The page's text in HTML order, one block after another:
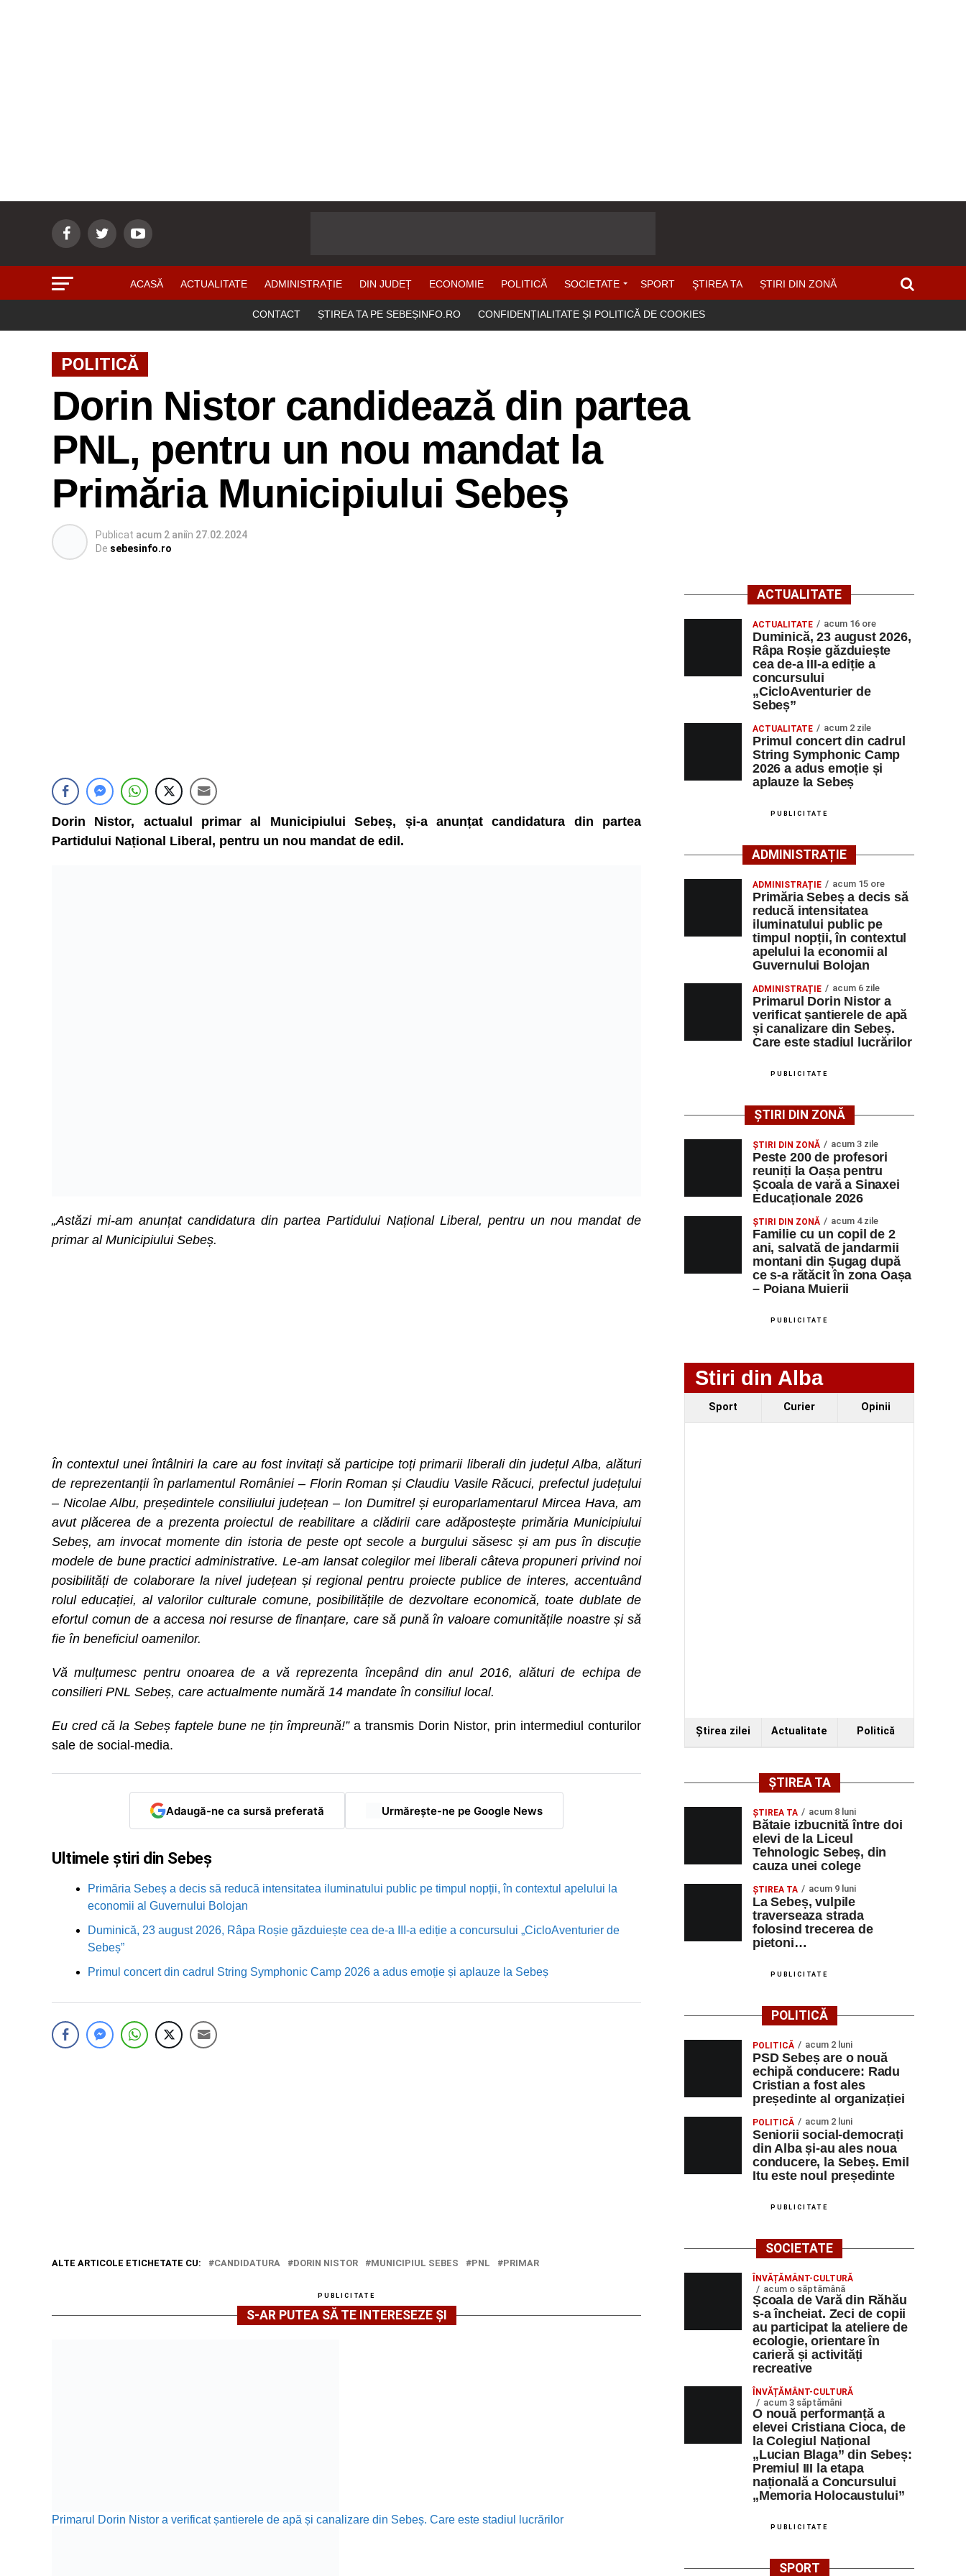
ACASĂ ACTUALITATE ADMINISTRAȚIE DIN JUDEȚ ECONOMIE POLITICĂ SOCIETATE SPORT ŞTIREA TA ȘTIRI DIN ZONĂ
CONTACT ȘTIREA TA PE SEBEȘINFO.RO CONFIDENȚIALITATE ȘI POLITICĂ DE COOKIES
POLITICĂ
Dorin Nistor candidează din partea
PNL, pentru un nou mandat la
Primăria Municipiului Sebeș
Publicat acum 2 aniîn 27.02.2024
De sebesinfo.ro
Dorin Nistor, actualul primar al Municipiului Sebeș, și-a anunțat candidatura din partea
Partidului Național Liberal, pentru un nou mandat de edil.
„Astăzi mi-am anunțat candidatura din partea Partidului Național Liberal, pentru un nou mandat de
primar al Municipiului Sebeș.
În contextul unei întâlniri la care au fost invitați să participe toți primarii liberali din județul Alba, alături
de reprezentanții în parlamentul României – Florin Roman și Claudiu Vasile Răcuci, prefectul județului
– Nicolae Albu, președintele consiliului județean – Ion Dumitrel și europarlamentarul Mircea Hava, am
avut plăcerea de a prezenta proiectul de reabilitare a clădirii care adăpostește primăria Municipiului
Sebeș, am invocat momente din istoria de peste opt secole a burgului săsesc și am pus în discuție
modele de bune practici administrative. Le-am lansat colegilor mei liberali câteva propuneri privind noi
posibilități de colaborare la nivel județean și regional pentru proiecte publice de interes, accentuând
rolul educației, al valorilor culturale comune, posibilitățile de dezvoltare economică, toate dublate de
efortul comun de a accesa noi resurse de finanțare, care să pună în valoare comunitățile noastre și să
fie în beneficiul oamenilor.
Vă mulțumesc pentru onoarea de a vă reprezenta începând din anul 2016, alături de echipa de
consilieri PNL Sebeș, care actualmente numără 14 mandate în consiliul local.
Eu cred că la Sebeș faptele bune ne țin împreună!”a transmis Dorin Nistor, prin intermediul conturilor
sale de social-media.
Adaugă-ne ca sursă preferată Urmărește-ne pe Google News
Ultimele știri din Sebeș
Primăria Sebeș a decis să reducă intensitatea iluminatului public pe timpul nopții, în contextul apelului la
economii al Guvernului Bolojan
Duminică, 23 august 2026, Râpa Roșie găzduiește cea de-a III-a ediție a concursului „CicloAventurier de
Sebeș”
Primul concert din cadrul String Symphonic Camp 2026 a adus emoție și aplauze la Sebeș
ALTE ARTICOLE ETICHETATE CU: CANDIDATURA DORIN NISTOR MUNICIPIUL SEBES PNL PRIMAR
PUBLICITATE
S-AR PUTEA SĂ TE INTERESEZE ȘI
Primarul Dorin Nistor a verificat șantierele de apă și canalizare din Sebeș. Care este stadiul lucrărilor
ACTUALITATE
ACTUALITATE acum 16 ore
Duminică, 23 august 2026,
Râpa Roșie găzduiește
cea de-a III-a ediție a
concursului
„CicloAventurier de
Sebeș”
ACTUALITATE acum 2 zile
Primul concert din cadrul
String Symphonic Camp
2026 a adus emoție și
aplauze la Sebeș
PUBLICITATE
ADMINISTRAȚIE
ADMINISTRAȚIE acum 15 ore
Primăria Sebeș a decis să
reducă intensitatea
iluminatului public pe
timpul nopții, în contextul
apelului la economii al
Guvernului Bolojan
ADMINISTRAȚIE acum 6 zile
Primarul Dorin Nistor a
verificat șantierele de apă
și canalizare din Sebeș.
Care este stadiul lucrărilor
PUBLICITATE
ȘTIRI DIN ZONĂ
ȘTIRI DIN ZONĂ acum 3 zile
Peste 200 de profesori
reuniți la Oașa pentru
Școala de vară a Sinaxei
Educaționale 2026
ȘTIRI DIN ZONĂ acum 4 zile
Familie cu un copil de 2
ani, salvată de jandarmii
montani din Șugag după
ce s-a rătăcit în zona Oașa
– Poiana Muierii
PUBLICITATE
Stiri din Alba
Sport Curier Opinii
Ştirea zilei Actualitate Politică
ȘTIREA TA
ŞTIREA TA acum 8 luni
Bătaie izbucnită între doi
elevi de la Liceul
Tehnologic Sebeș, din
cauza unei colege
ŞTIREA TA acum 9 luni
La Sebeș, vulpile
traverseaza strada
folosind trecerea de
pietoni…
PUBLICITATE
POLITICĂ
POLITICĂ acum 2 luni
PSD Sebeș are o nouă
echipă conducere: Radu
Cristian a fost ales
președinte al organizației
POLITICĂ acum 2 luni
Seniorii social-democrați
din Alba și-au ales noua
conducere, la Sebeș. Emil
Itu este noul președinte
PUBLICITATE
SOCIETATE
ÎNVĂȚĂMÂNT-CULTURĂ
acum o săptămână
Școala de Vară din Răhău
s-a încheiat. Zeci de copii
au participat la ateliere de
ecologie, orientare în
carieră și activități
recreative
ÎNVĂȚĂMÂNT-CULTURĂ
acum 3 săptămâni
O nouă performanță a
elevei Cristiana Cioca, de
la Colegiul Național
„Lucian Blaga” din Sebeș:
Premiul III la etapa
națională a Concursului
„Memoria Holocaustului”
PUBLICITATE
SPORT